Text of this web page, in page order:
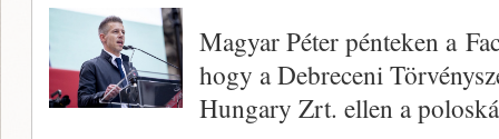
Magyar Péter pénteken a
hogy a Debreceni
Hungary Zrt. ellen a